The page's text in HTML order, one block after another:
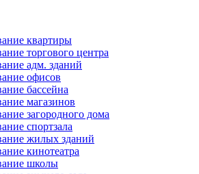
квартиры
торгового центра
адм. зданий
офисов
бассейна
магазинов
загородного дома
спортзала
жилых зданий
кинотеатра
школы